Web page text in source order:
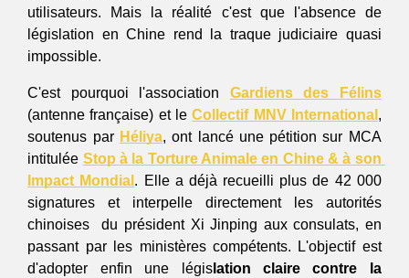
utilisateurs. Mais la réalité c'est que l'absence de
législation en Chine rend la traque judiciaire quasi
impossible.
C'est pourquoi l'association Gardiens des Félins
(antenne française) et le Collectif MNV International ,
soutenus par Héliya, ont lancé une pétition sur MCA
intitulée Stop à la Torture Animale en Chine & à son
Impact Mondial . Elle a déjà recueilli plus de 42 000
signatures et interpelle directement les autorités
chinoises  du président Xi Jinping aux consulats, en
passant par les ministères compétents. L'objectif est
d'adopter enfin une législation claire contre la